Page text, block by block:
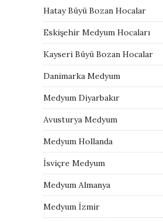
Hatay Büyü Bozan Hocalar
Eskişehir Medyum Hocaları
Kayseri Büyü Bozan Hocalar
Danimarka Medyum
Medyum Diyarbakır
Avusturya Medyum
Medyum Hollanda
İsviçre Medyum
Medyum Almanya
Medyum İzmir